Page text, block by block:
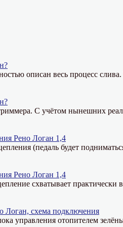
описан весь процесс
С учётом нынешних
Рено Логан 1,4
(педаль будет
Рено Логан 1,4
схватывает практически
Логан, схема подключения
управления отопителем